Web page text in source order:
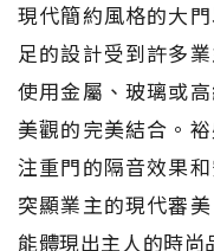
現代簡約風格的大
足的設計受到許多
使用金屬、玻璃或
美觀的完美結合。
注重門的隔音效果
突顯業主的現代審
能體現出主人的時尚